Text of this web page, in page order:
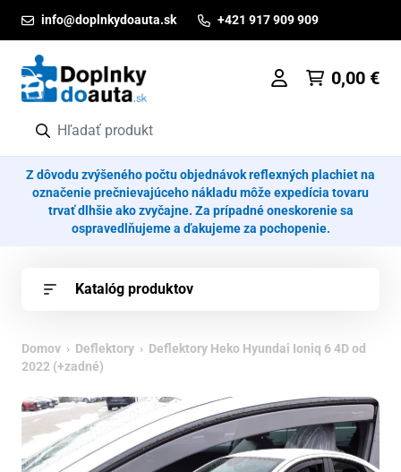
info@doplnkydoauta.sk +421 917 909 909
0,00 €
Z dôvodu zvýšeného počtu objednávok reflexných plachiet na
označenie prečnievajúceho nákladu môže expedícia tovaru
trvať dlhšie ako zvyčajne. Za prípadné oneskorenie sa
ospravedlňujeme a ďakujeme za pochopenie.
Katalóg produktov
Domov › Deflektory › Deflektory Heko Hyundai Ioniq 6 4D od
2022 (+zadné)